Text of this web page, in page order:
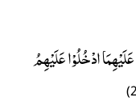
ادْخُلُوْا عَلَیْهِمُ